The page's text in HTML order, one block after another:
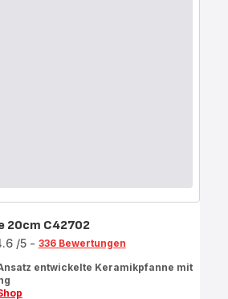
20cm C42702
/5 - 336 Bewertungen
entwickelte Keramikpfanne mit